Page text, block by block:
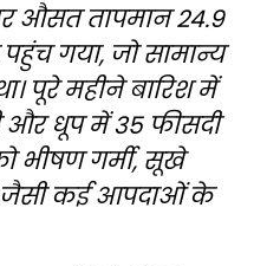
औसत तापमान 24.9
गया, जो सामान्य
पूरे महीने बारिश में
और धूप में 35 फीसदी
भीषण गर्मी, सूखे
कई आपदाओं के